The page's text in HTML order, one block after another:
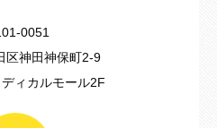
0051
区神田神保町2-9
ィカルモール2F